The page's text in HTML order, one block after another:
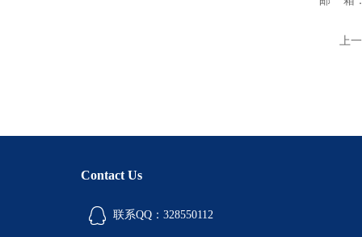
上一
Contact Us
联系QQ：328550112